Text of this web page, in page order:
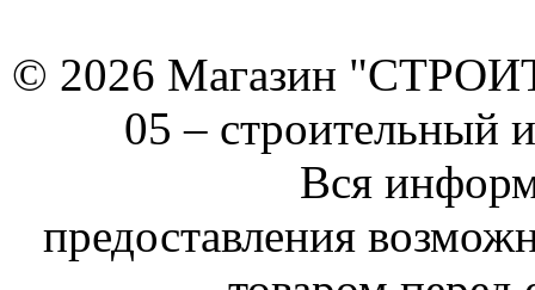
© 2026 Магазин
05 – строительный
Вся
предоставления